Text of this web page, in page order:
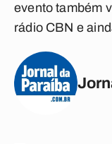
evento também
rádio CBN e